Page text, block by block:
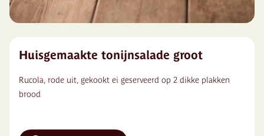
Huisgemaakte tonijnsalade groot
Rucola, rode uit, gekookt ei geserveerd op 2 dikke plakken
brood